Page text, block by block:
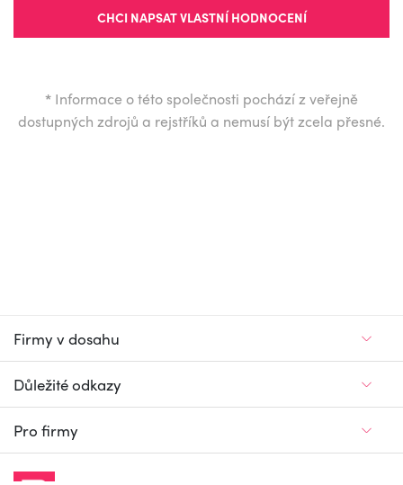
CHCI NAPSAT VLASTNÍ HODNOCENÍ
* Informace o této společnosti pochází z veřejně
dostupných zdrojů a rejstříků a nemusí být zcela přesné.
Firmy v dosahu
Důležité odkazy
Pro firmy